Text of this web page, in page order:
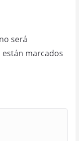
será
marcados